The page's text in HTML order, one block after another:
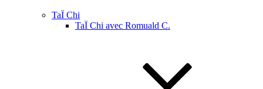
TaÏ Chi
TaÏ Chi avec Romuald C.